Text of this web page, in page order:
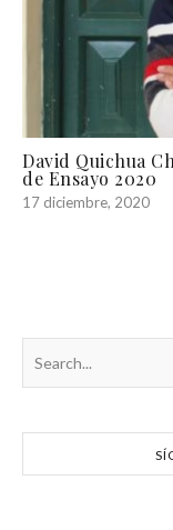
David Quichua
de Ensayo 2020
17 diciembre, 2020